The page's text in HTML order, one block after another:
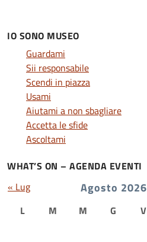
IO SONO MUSEO
Guardami
Sii responsabile
Scendi in piazza
Usami
Aiutami a non sbagliare
Accetta le sfide
Ascoltami
WHAT’S ON – AGENDA EVENTI
Agosto 2026
L M M G V
« Lug